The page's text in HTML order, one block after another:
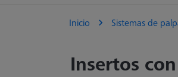
Inicio Sistemas de
Insertos